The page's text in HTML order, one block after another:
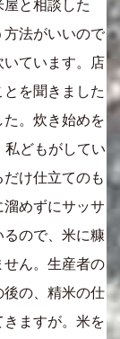
と相談した
方法がいいので
いています。店
を聞きました
。炊き始めを
どもがしてい
け仕立てのも
めずにサッサ
ので、米に糠
せん。生産者の
の、精米の仕
ますが。米を